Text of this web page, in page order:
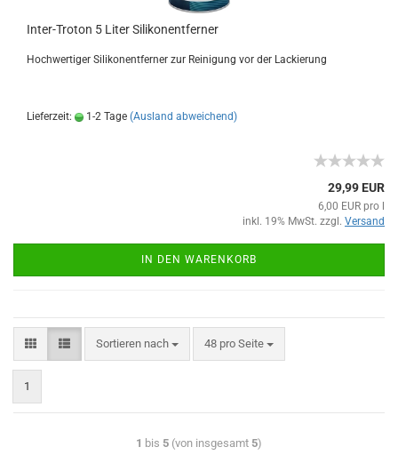
Inter-Troton 5 Liter Silikonentferner
Hochwertiger Silikonentferner zur Reinigung vor der Lackierung
Lieferzeit: 1-2 Tage (Ausland abweichend)
29,99 EUR
6,00 EUR pro l
inkl. 19% MwSt. zzgl. Versand
IN DEN WARENKORB
Sortieren nach 48 pro Seite
1
1 bis 5 (von insgesamt 5)